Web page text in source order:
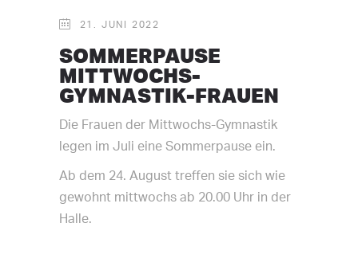
21. JUNI 2022
SOMMERPAUSE
MITTWOCHS-
GYMNASTIK-FRAUEN
Die Frauen der Mittwochs-Gymnastik
legen im Juli eine Sommerpause ein.
Ab dem 24. August treffen sie sich wie
gewohnt mittwochs ab 20.00 Uhr in der
Halle.